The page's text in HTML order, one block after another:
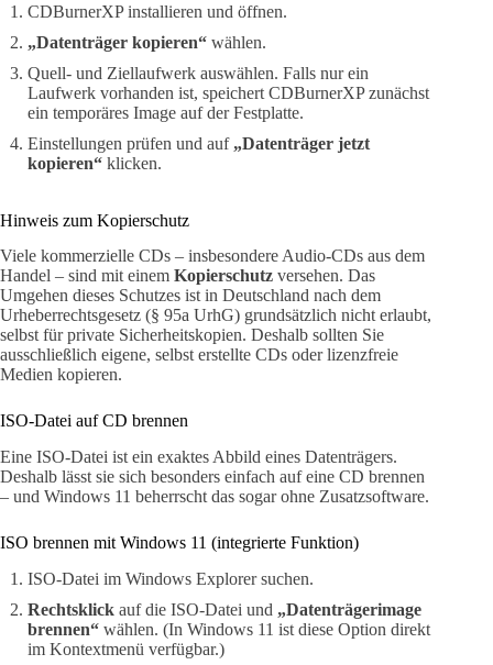
CDBurnerXP installieren und öffnen.
„Datenträger kopieren“ wählen.
Quell- und Ziellaufwerk auswählen. Falls nur ein
Laufwerk vorhanden ist, speichert CDBurnerXP zunächst
ein temporäres Image auf der Festplatte.
Einstellungen prüfen und auf „Datenträger jetzt
kopieren“ klicken.
Hinweis zum Kopierschutz
Viele kommerzielle CDs – insbesondere Audio-CDs aus dem
Handel – sind mit einem Kopierschutz versehen. Das
Umgehen dieses Schutzes ist in Deutschland nach dem
Urheberrechtsgesetz (§ 95a UrhG) grundsätzlich nicht erlaubt,
selbst für private Sicherheitskopien. Deshalb sollten Sie
ausschließlich eigene, selbst erstellte CDs oder lizenzfreie
Medien kopieren.
ISO-Datei auf CD brennen
Eine ISO-Datei ist ein exaktes Abbild eines Datenträgers.
Deshalb lässt sie sich besonders einfach auf eine CD brennen
– und Windows 11 beherrscht das sogar ohne Zusatzsoftware.
ISO brennen mit Windows 11 (integrierte Funktion)
ISO-Datei im Windows Explorer suchen.
Rechtsklick auf die ISO-Datei und „Datenträgerimage
brennen“ wählen. (In Windows 11 ist diese Option direkt
im Kontextmenü verfügbar.)